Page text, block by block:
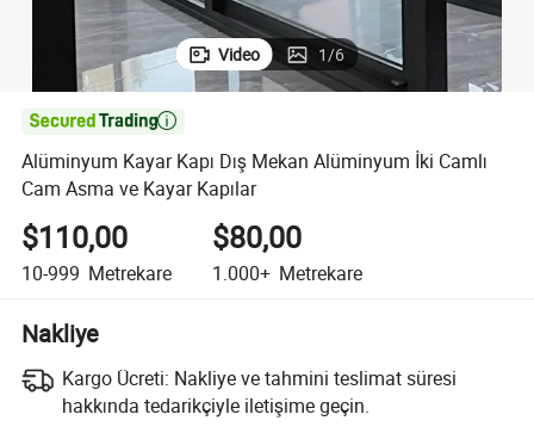
Video 1/6

Alüminyum Kayar Kapı Dış Mekan Alüminyum İki Camlı
Cam Asma ve Kayar Kapılar
$110,00
10-999 Metrekare
$80,00
1.000+ Metrekare
Nakliye
Kargo Ücreti: Nakliye ve tahmini teslimat süresi
hakkında tedarikçiyle iletişime geçin.